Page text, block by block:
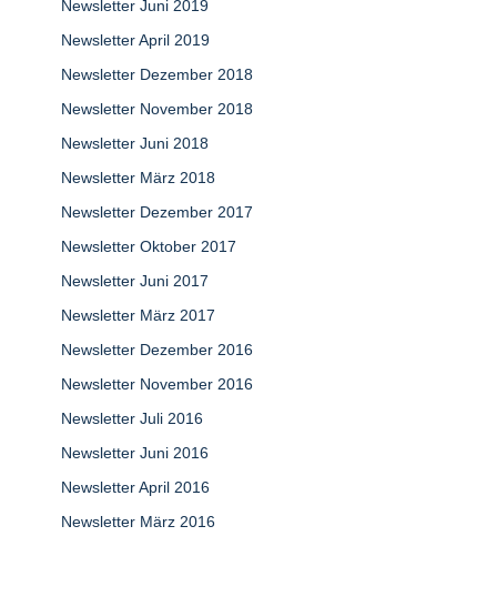
Newsletter Juni 2019
Newsletter April 2019
Newsletter Dezember 2018
Newsletter November 2018
Newsletter Juni 2018
Newsletter März 2018
Newsletter Dezember 2017
Newsletter Oktober 2017
Newsletter Juni 2017
Newsletter März 2017
Newsletter Dezember 2016
Newsletter November 2016
Newsletter Juli 2016
Newsletter Juni 2016
Newsletter April 2016
Newsletter März 2016